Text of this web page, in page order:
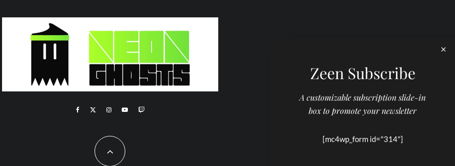
Zeen Subscribe
A customizable subscription slide-in
box to promote your newsletter
[mc4wp_form id="314"]